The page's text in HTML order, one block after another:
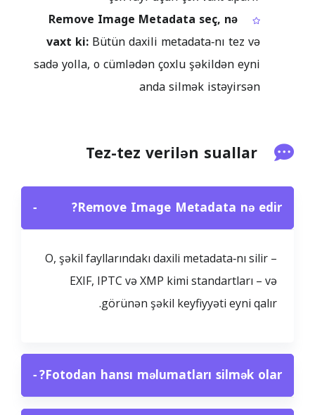
Remove Image Metadata seç, nə
vaxt ki:Bütün daxili metadata‑nı tez və
sadə yolla, o cümlədən çoxlu şəkildən eyni
anda silmək istəyirsən
Tez-tez verilən suallar
Remove Image Metadata nə edir?
−
O, şəkil fayllarındakı daxili metadata‑nı silir –
EXIF, IPTC və XMP kimi standartları – və
görünən şəkil keyfiyyəti eyni qalır.
Fotodan hansı məlumatları silmək olar?
−